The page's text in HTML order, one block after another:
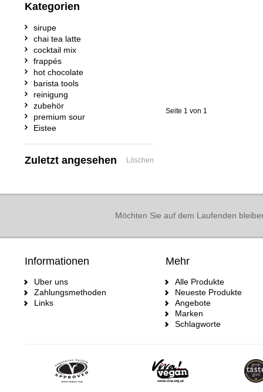
Seite 1 von 1
Kategorien
sirupe
chai tea latte
cocktail mix
frappés
hot chocolate
barista tools
reinigung
zubehör
premium sour
Eistee
Zuletzt angesehen Löschen
Möchten Sie auf dem Laufenden
Informationen
Uber uns
Zahlungsmethoden
Links
Mehr
Alle Produkte
Neueste Produkte
Angebote
Marken
Schlagworte